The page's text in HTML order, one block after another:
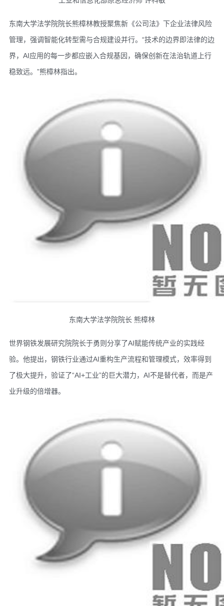
东南大学法学院院长熊樟林教授聚焦新《公司法》下企业法律风险
管理，强调智能化转型需与合规建设并行。“技术的边界即法律的边
界，AI应用的每一步都应嵌入合规基因，确保创新在法治轨道上行
稳致远。”熊樟林指出。
东南大学法学院院长 熊樟林
世界钢铁发展研究院院长于勇则分享了AI赋能传统产业的实践经
验。他提出，钢铁行业通过AI重构生产流程和管理模式，效率得到
了极大提升，验证了“AI+工业”的巨大潜力，AI不是替代者，而是产
业升级的倍增器。